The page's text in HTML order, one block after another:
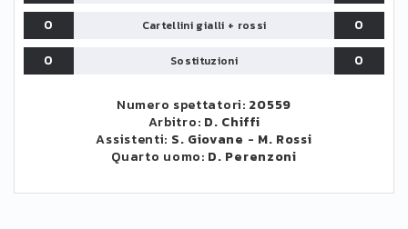
0
Cartellini gialli + rossi
0
0
Sostituzioni 0
Numero spettatori: 20559
Arbitro: D. Chiffi
Assistenti: S. Giovane - M. Rossi
Quarto uomo: D. Perenzoni